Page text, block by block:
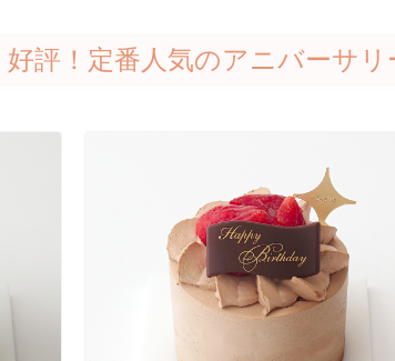
好評！定番人気のアニバーサリ